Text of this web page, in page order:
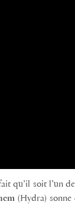
qu’il soit l’un
(Hydra) sonne